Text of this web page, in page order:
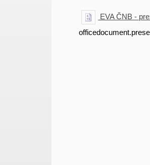
EVA ČNB -